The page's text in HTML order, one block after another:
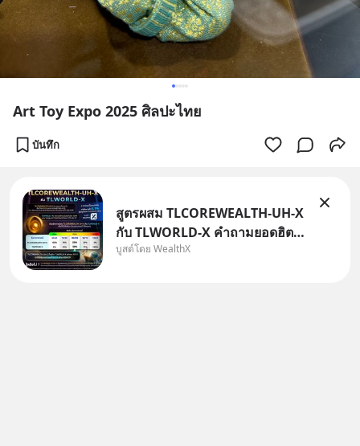
Art Toy Expo 2025 ศิลปะไทย
บันทึก
สูตรผสม TLCOREWEALTH-UH-X
กับ TLWORLD-X คำถามยอดฮิตที่
คนใช้ WealthX ถามเข้ามา
บูสต์โดย WealthX